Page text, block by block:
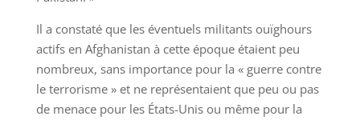
Il a constaté que les éventuels militants ouïghours
actifs en Afghanistan à cette époque étaient peu
nombreux, sans importance pour la « guerre contre
le terrorisme » et ne représentaient que peu ou pas
de menace pour les États-Unis ou même pour la